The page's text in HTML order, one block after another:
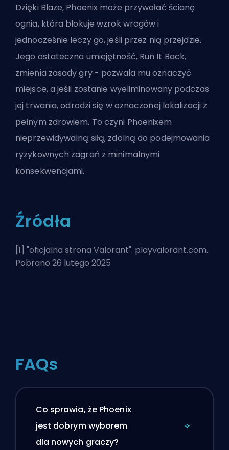
Dzięki Blaze, Phoenix może przywołać ścianę
ognia, która blokuje wzrok wrogów i
jednocześnie leczy go, jeśli przez nią przejdzie.
Jego ostateczna umiejętność, Run It Back,
zmienia zasady gry - pozwala mu oznaczyć
miejsce, a jeśli zostanie wyeliminowany podczas
jej trwania, odrodzi się w oznaczonej lokalizacji z
pełnym zdrowiem. To czyni Phoenixem
nieprzewidywalną siłą, zdolną do podejmowania
ryzykownych zagrań z minimalnymi
konsekwencjami.
Źródła
[1] "oficjalna strona Valorant". playvalorant.com.
Pobrano 26 lutego 2025
FAQs
Co sprawia, że Phoenix
jest dobrym wyborem
dla nowych graczy?